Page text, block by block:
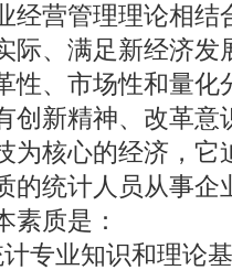
经营管理理论相结
际、满足新经济发
性、市场性和量化
新精神、改革意
核心的经济，它
的统计人员从事企
素质是：
业知识和理论